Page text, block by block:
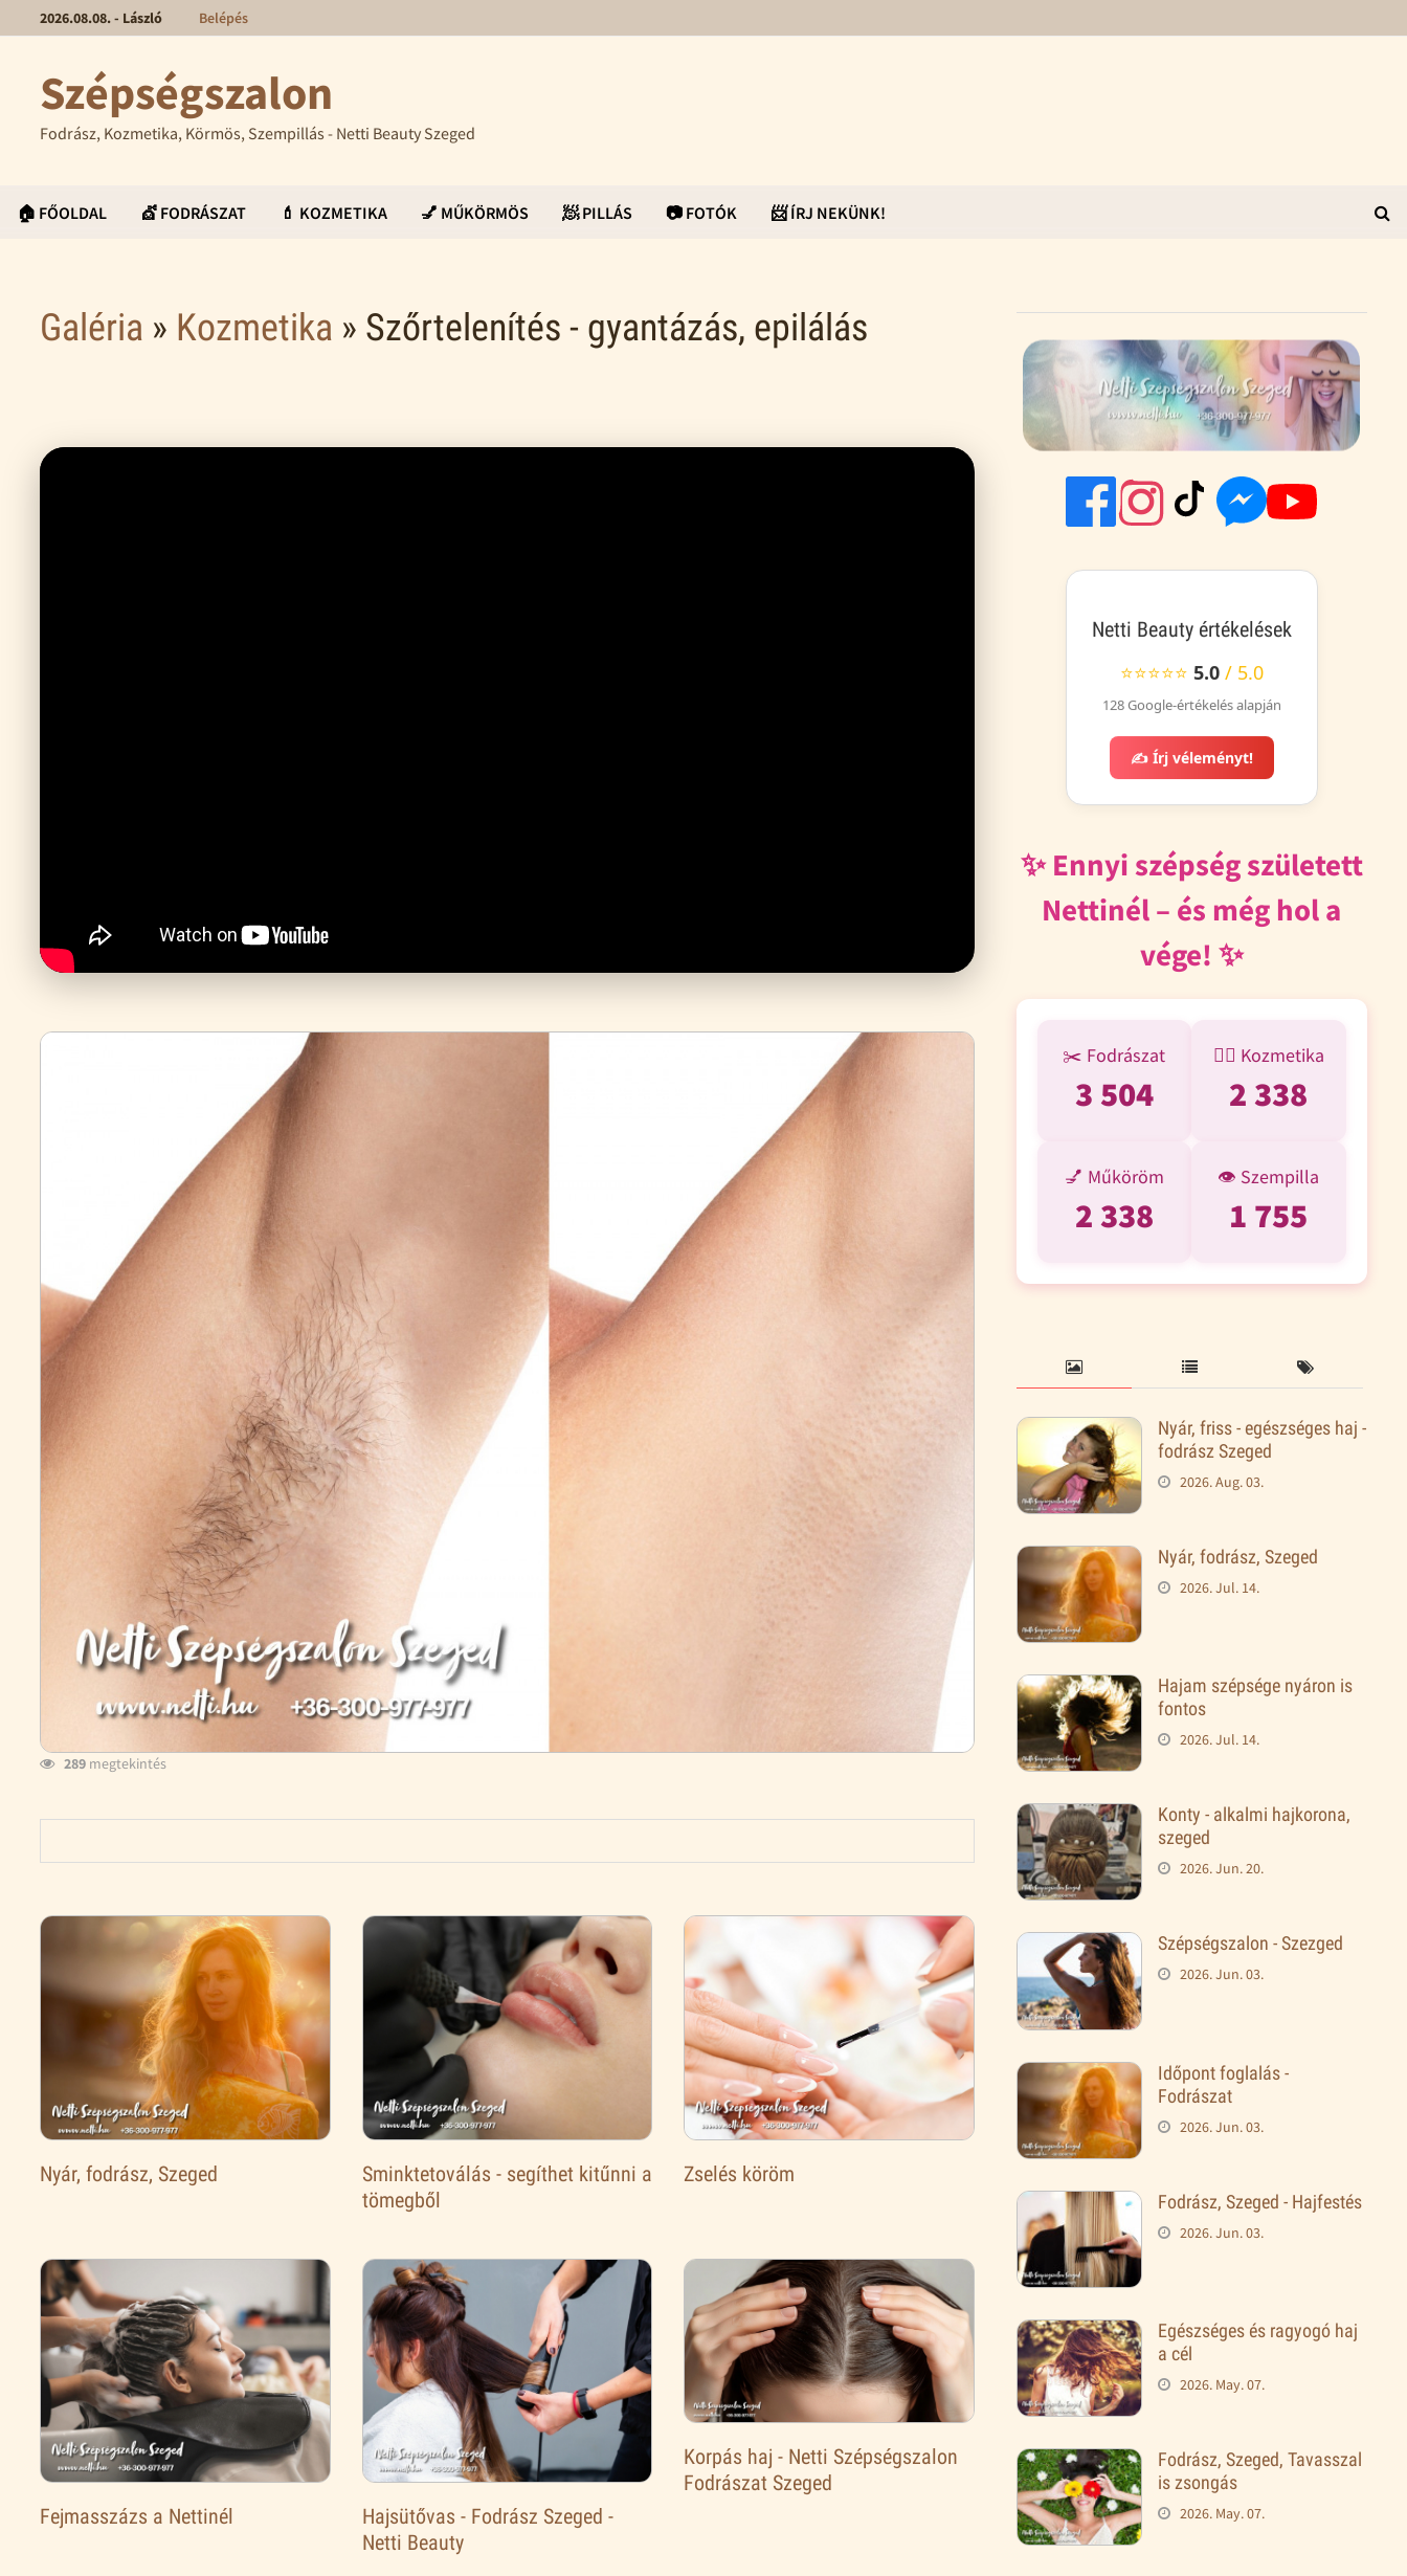
2026.08.08. - László Belépés
Szépségszalon
Fodrász, Kozmetika, Körmös, Szempillás - Netti Beauty Szeged
🏠 FŐOLDAL 💇 FODRÁSZAT 💄 KOZMETIKA 💅 MŰKÖRMÖS 🧖 PILLÁS 📷 FOTÓK 📨 ÍRJ NEKÜNK!
Galéria » Kozmetika » Szőrtelenítés - gyantázás, epilálás
289 megtekintés
Nyár, fodrász, Szeged
Sminktetoválás - segíthet kitűnni a
tömegből
Zselés köröm
Fejmasszázs a Nettinél
Hajsütővas - Fodrász Szeged -
Netti Beauty
Korpás haj - Netti Szépségszalon
Fodrászat Szeged
Netti Beauty értékelések
⭐⭐⭐⭐⭐ 5.0/ 5.0
128 Google-értékelés alapján
✍️ Írj véleményt!
✨ Ennyi szépség született
Nettinél – és még hol a
vége! ✨
✂️ Fodrászat
3 504
💆‍♀️ Kozmetika
2 338
💅 Műköröm
2 338
👁️ Szempilla
1 755
Nyár, friss - egészséges haj -
fodrász Szeged
2026. Aug. 03.
Nyár, fodrász, Szeged
2026. Jul. 14.
Hajam szépsége nyáron is
fontos
2026. Jul. 14.
Konty - alkalmi hajkorona,
szeged
2026. Jun. 20.
Szépségszalon - Szezged
2026. Jun. 03.
Időpont foglalás -
Fodrászat
2026. Jun. 03.
Fodrász, Szeged - Hajfestés
2026. Jun. 03.
Egészséges és ragyogó haj
a cél
2026. May. 07.
Fodrász, Szeged, Tavasszal
is zsongás
2026. May. 07.